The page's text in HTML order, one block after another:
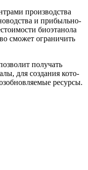
про­из­вод­ства
и при­быль­но­
био­эта­но­ла
смо­жет огра­ни­чить
полу­чать
для созда­ния кото­
ресурсы.